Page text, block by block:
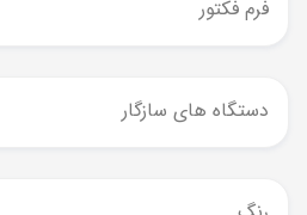
فرم فکتور
دستگاه های سازگار